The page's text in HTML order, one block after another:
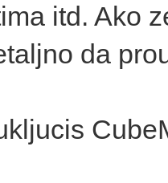
itd. Ako
da